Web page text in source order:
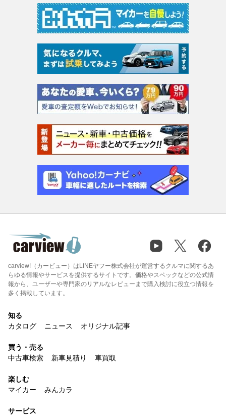
carview!（カービュー）はLINEヤフー株式会社が運営するクルマに関するあ
らゆる情報やサービスを提供するサイトです。価格やスペックなどの公式情
報から、ユーザーや専門家のリアルなレビューまで購入検討に役立つ情報を
多く掲載しています。
知る
カタログ
ニュース オリジナル記事
買う・売る
中古車検索
新車見積り 車買取
楽しむ
マイカー
みんカラ
サービス